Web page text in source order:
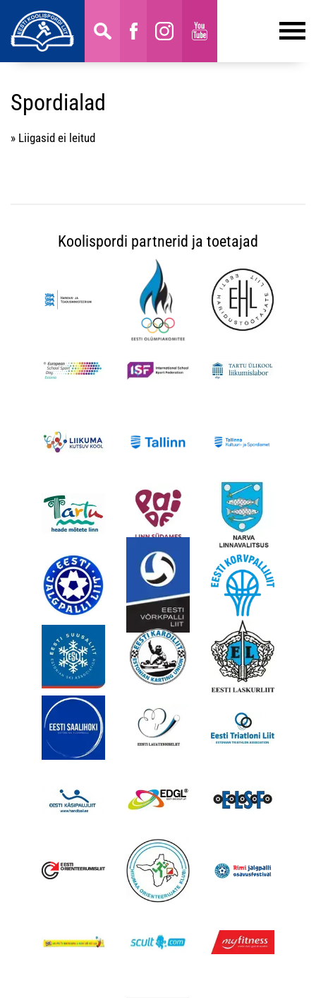
Spordialad
» Liigasid ei leitud
Koolispordi partnerid ja toetajad